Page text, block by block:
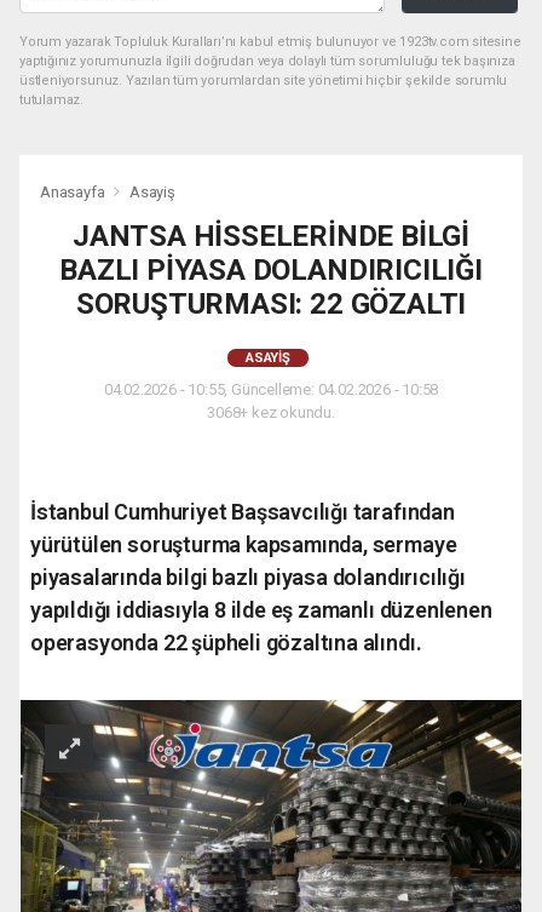
Yorum yazarak Topluluk Kuralları’nı kabul etmiş bulunuyor ve 1923tv.com sitesine
yaptığınız yorumunuzla ilgili doğrudan veya dolaylı tüm sorumluluğu tek başınıza
üstleniyorsunuz. Yazılan tüm yorumlardan site yönetimi hiçbir şekilde sorumlu
tutulamaz.
Anasayfa Asayiş
JANTSA HİSSELERİNDE BİLGİ
BAZLI PİYASA DOLANDIRICILIĞI
SORUŞTURMASI: 22 GÖZALTI
ASAYIŞ
04.02.2026 - 10:55, Güncelleme: 04.02.2026 - 10:58
3068+ kez okundu.
İstanbul Cumhuriyet Başsavcılığı tarafından
yürütülen soruşturma kapsamında, sermaye
piyasalarında bilgi bazlı piyasa dolandırıcılığı
yapıldığı iddiasıyla 8 ilde eş zamanlı düzenlenen
operasyonda 22 şüpheli gözaltına alındı.